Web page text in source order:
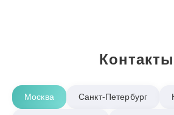
Контакты
Москва Санкт-Петербург